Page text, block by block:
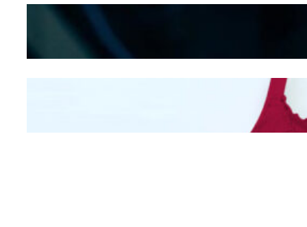
Kepribadian
Mengintip Kepribadian
Wanita Dari Warna Bra